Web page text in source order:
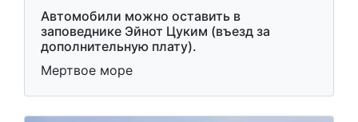
Автомобили можно оставить в
заповеднике Эйнот Цуким (въезд за
дополнительную плату).
Мертвое море